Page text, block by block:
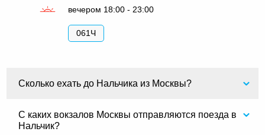
вечером 18:00 - 23:00
061Ч
Сколько ехать до Нальчика из Москвы?
С каких вокзалов Москвы отправляются поезда в
Нальчик?